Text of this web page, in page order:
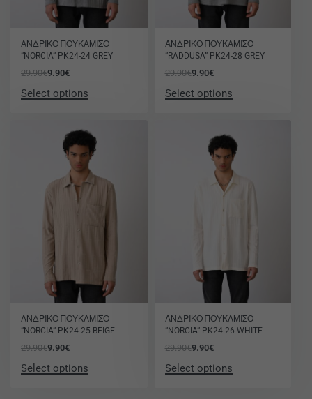
ΑΝΔΡΙΚΟ ΠΟΥΚΑΜΙΣΟ
”NORCIA” PK24-24 GREY
29.90€9.90€
Select options
ΑΝΔΡΙΚΟ ΠΟΥΚΑΜΙΣΟ
”RADDUSA” PK24-28 GREY
29.90€9.90€
Select options
ΑΝΔΡΙΚΟ ΠΟΥΚΑΜΙΣΟ
”NORCIA” PK24-25 BEIGE
29.90€9.90€
Select options
ΑΝΔΡΙΚΟ ΠΟΥΚΑΜΙΣΟ
”NORCIA” PK24-26 WHITE
29.90€9.90€
Select options